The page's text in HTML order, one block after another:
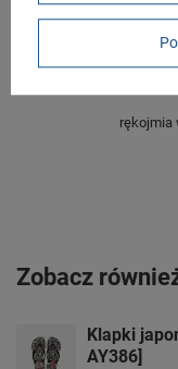
rękojmia
Zobacz
Klapki
AY386]